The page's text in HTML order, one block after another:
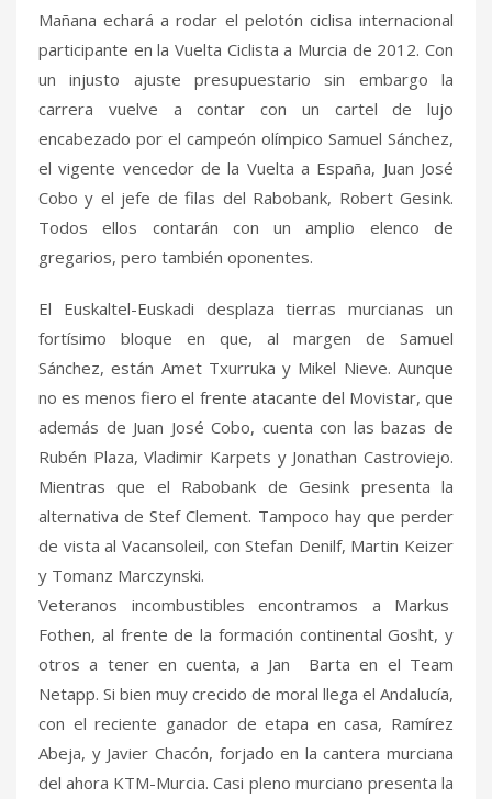
Mañana echará a rodar el pelotón ciclisa internacional
participante en la Vuelta Ciclista a Murcia de 2012. Con
un injusto ajuste presupuestario sin embargo la
carrera vuelve a contar con un cartel de lujo
encabezado por el campeón olímpico Samuel Sánchez,
el vigente vencedor de la Vuelta a España, Juan José
Cobo y el jefe de filas del Rabobank, Robert Gesink.
Todos ellos contarán con un amplio elenco de
gregarios, pero también oponentes.
El Euskaltel-Euskadi desplaza tierras murcianas un
fortísimo bloque en que, al margen de Samuel
Sánchez, están Amet Txurruka y Mikel Nieve. Aunque
no es menos fiero el frente atacante del Movistar, que
además de Juan José Cobo, cuenta con las bazas de
Rubén Plaza, Vladimir Karpets y Jonathan Castroviejo.
Mientras que el Rabobank de Gesink presenta la
alternativa de Stef Clement. Tampoco hay que perder
de vista al Vacansoleil, con Stefan Denilf, Martin Keizer
y Tomanz Marczynski.
Veteranos incombustibles encontramos a Markus
Fothen, al frente de la formación continental Gosht, y
otros a tener en cuenta, a Jan Barta en el Team
Netapp. Si bien muy crecido de moral llega el Andalucía,
con el reciente ganador de etapa en casa, Ramírez
Abeja, y Javier Chacón, forjado en la cantera murciana
del ahora KTM-Murcia. Casi pleno murciano presenta la